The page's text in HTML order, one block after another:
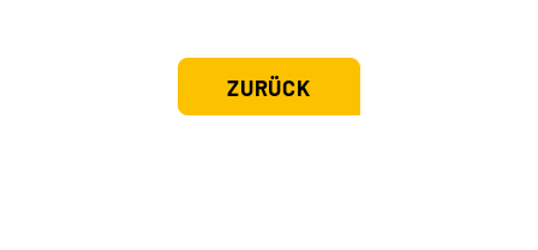
ZURÜCK